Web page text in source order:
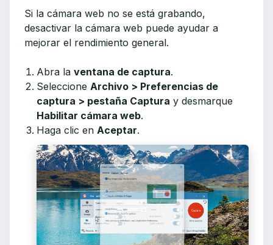
Si la cámara web no se está grabando,
desactivar la cámara web puede ayudar a
mejorar el rendimiento general.
Abra la ventana de captura.
Seleccione Archivo > Preferencias de
captura > pestaña Captura y desmarque
Habilitar cámara web.
Haga clic en Aceptar.